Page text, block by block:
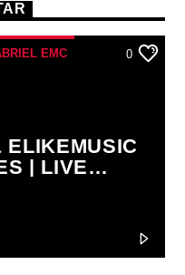
EMC 0
ELIKEMUSIC
| LIVE